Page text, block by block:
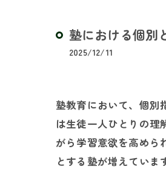
塾における個別
2025/12/11
塾教育において、個別
は生徒一人ひとりの理
がら学習意欲を高めら
とする塾が増えてい